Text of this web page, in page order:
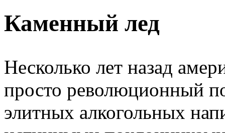
Каменный лед
Несколько лет назад
просто революционный
элитных алкогольных